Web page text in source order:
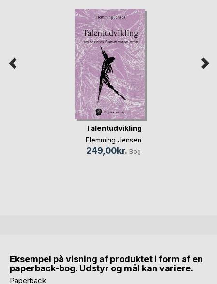
Talentudvikling
Flemming Jensen
249,00kr. Bog
Eksempel på visning af produktet i form af en
paperback-bog. Udstyr og mål kan variere.
Paperback